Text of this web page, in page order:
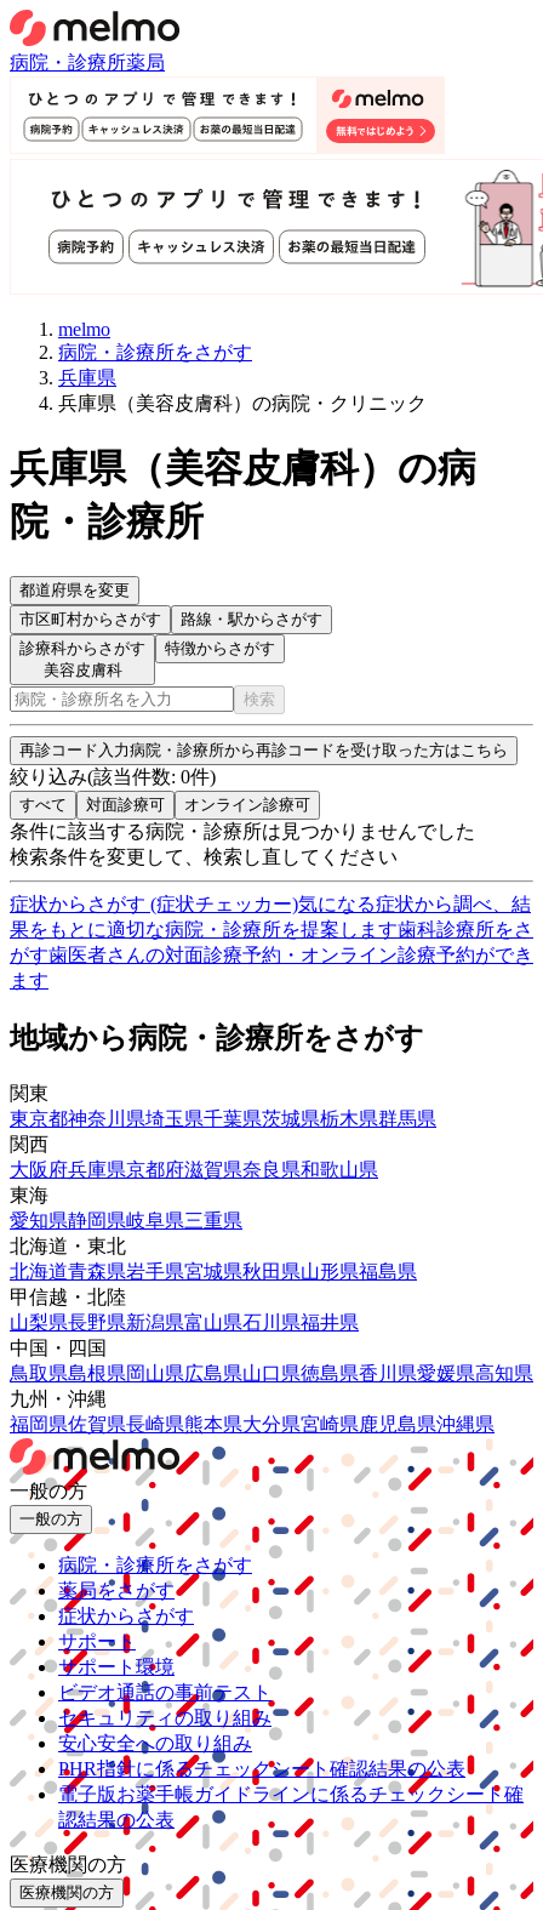
病院・診療所薬局
melmo
病院・診療所をさがす
兵庫県
兵庫県（美容皮膚科）の病院・クリニック
兵庫県（美容皮膚科） の病
院・診療所
都道府県を変更
市区町村からさがす 路線・駅からさがす
診療科からさがす
美容皮膚科
特徴からさがす
検索
再診コード入力病院・診療所から再診コードを受け取った方はこちら
絞り込み(該当件数: 0件)
すべて 対面診療可 オンライン診療可
条件に該当する病院・診療所は見つかりませんでした
検索条件を変更して、検索し直してください
症状からさがす (症状チェッカー)気になる症状から調べ、結
果をもとに適切な病院・診療所を提案します歯科診療所をさ
がす歯医者さんの対面診療予約・オンライン診療予約ができ
ます
地域から病院・診療所をさがす
関東
東京都神奈川県埼玉県千葉県茨城県栃木県群馬県
関西
大阪府兵庫県京都府滋賀県奈良県和歌山県
東海
愛知県静岡県岐阜県三重県
北海道・東北
北海道青森県岩手県宮城県秋田県山形県福島県
甲信越・北陸
山梨県長野県新潟県富山県石川県福井県
中国・四国
鳥取県島根県岡山県広島県山口県徳島県香川県愛媛県高知県
九州・沖縄
福岡県佐賀県長崎県熊本県大分県宮崎県鹿児島県沖縄県
一般の方
一般の方
病院・診療所をさがす
薬局をさがす
症状からさがす
サポート
サポート環境
ビデオ通話の事前テスト
セキュリティの取り組み
安心安全への取り組み
PHR指針に係るチェックシート確認結果の公表
電子版お薬手帳ガイドラインに係るチェックシート確
認結果の公表
医療機関の方
医療機関の方